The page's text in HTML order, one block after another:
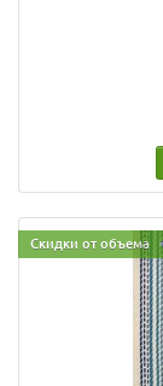
Скидки от объема